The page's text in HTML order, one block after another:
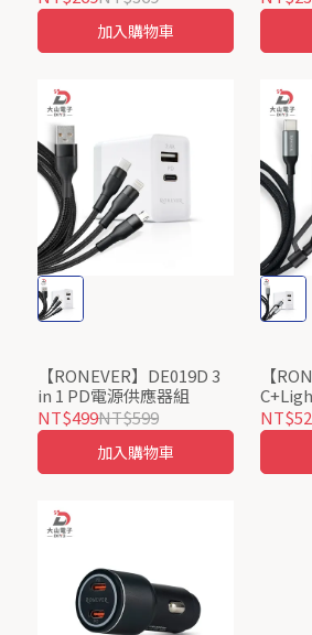
加入購物車
【RONEVER】DE019D 3
in 1 PD電源供應器組
NT$499NT$599
加入購物車
【
器組